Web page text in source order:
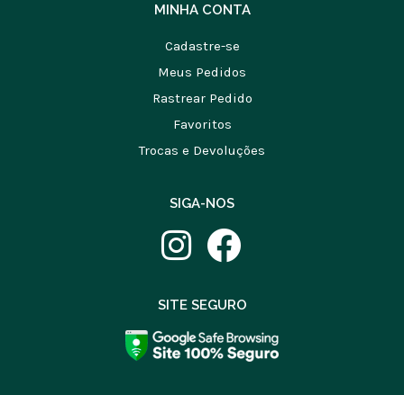
MINHA CONTA
Cadastre-se
Meus Pedidos
Rastrear Pedido
Favoritos
Trocas e Devoluções
SIGA-NOS
SITE SEGURO